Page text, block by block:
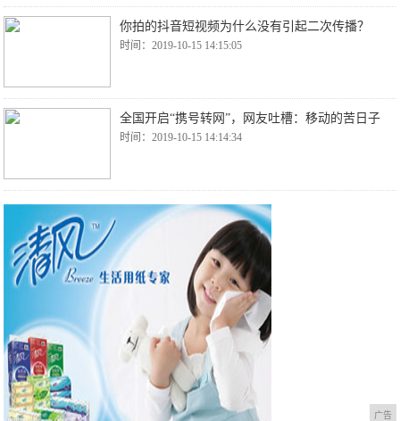
你拍的抖音短视频为什么没有引起二次传播？
时间：2019-10-15 14:15:05
全国开启“携号转网”，网友吐槽：移动的苦日子
时间：2019-10-15 14:14:34
广告